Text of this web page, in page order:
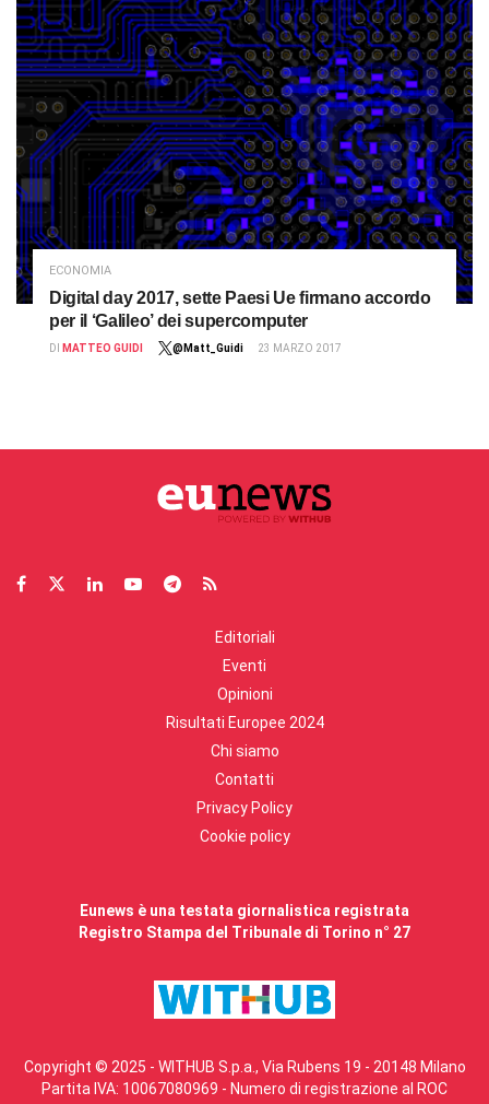
ECONOMIA
Digital day 2017, sette Paesi Ue firmano accordo
per il ‘Galileo’ dei supercomputer
DI MATTEO GUIDI @Matt_Guidi 23 MARZO 2017
Editoriali
Eventi
Opinioni
Risultati Europee 2024
Chi siamo
Contatti
Privacy Policy
Cookie policy
Eunews è una testata giornalistica registrata
Registro Stampa del Tribunale di Torino n° 27
Copyright © 2025 - WITHUB S.p.a., Via Rubens 19 - 20148 Milano
Partita IVA: 10067080969 - Numero di registrazione al ROC